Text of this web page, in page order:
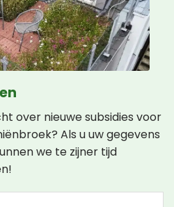
over nieuwe subsidies voor
Als u uw gegevens
we te zijner tijd